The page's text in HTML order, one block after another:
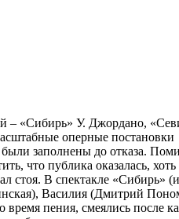
– «Сибирь» У. Джордано,
оперные
заполнены до отказа.
что публика оказалась,
стоя. В спектакле
Василия (Дмитрий
пения, смеялись